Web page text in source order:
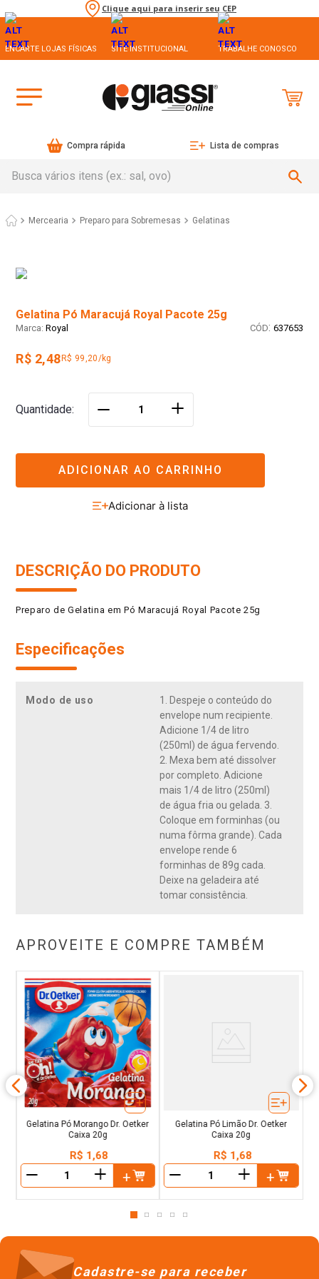
Clique aqui para inserir seu CEP
ENCARTE LOJAS FÍSICAS SITE INSTITUCIONAL TRABALHE CONOSCO
Compra rápida Lista de compras
Mercearia Preparo para Sobremesas Gelatinas
Gelatina Pó Maracujá Royal Pacote 25g
Royal : 637653
R$ 2,48 R$ 99,20/kg
Quantidade ＋
ADICIONAR AO CARRINHO
DESCRIÇÃO DO PRODUTO
Preparo de Gelatina em Pó Maracujá Royal Pacote 25g
Especificações
Modo de uso
1. Despeje o conteúdo do
envelope num recipiente.
Adicione 1/4 de litro
(250ml) de água fervendo.
2. Mexa bem até dissolver
por completo. Adicione
mais 1/4 de litro (250ml)
de água fria ou gelada. 3.
Coloque em forminhas (ou
numa fôrma grande). Cada
envelope rende 6
forminhas de 89g cada.
Deixe na geladeira até
tomar consistência.
APROVEITE E COMPRE TAMBÉM
Gelatina Pó Morango Dr. Oetker
Caixa 20g
R$ 1,68
＋
Gelatina Pó Limão Dr. Oetker
Caixa 20g
R$ 1,68
＋
Cadastre-se para receber